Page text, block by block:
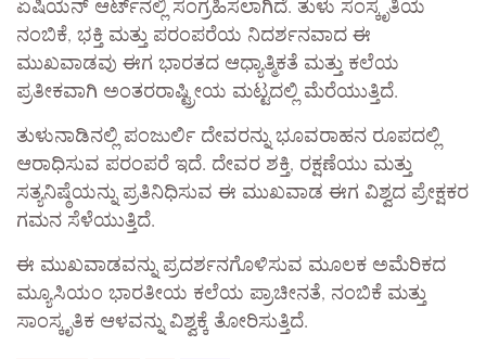
ಏಷಿಯನ್ ಆರ್ಟ್‌ನಲ್ಲಿ ಸಂಗ್ರಹಿಸಲಾಗಿದೆ. ತುಳು ಸಂಸ್ಕೃತಿಯ
ನಂಬಿಕೆ, ಭಕ್ತಿ ಮತ್ತು ಪರಂಪರೆಯ ನಿದರ್ಶನವಾದ ಈ
ಮುಖವಾಡವು ಈಗ ಭಾರತದ ಆಧ್ಯಾತ್ಮಿಕತೆ ಮತ್ತು ಕಲೆಯ
ಪ್ರತೀಕವಾಗಿ ಅಂತರರಾಷ್ಟ್ರೀಯ ಮಟ್ಟದಲ್ಲಿ ಮೆರೆಯುತ್ತಿದೆ.
ತುಳುನಾಡಿನಲ್ಲಿ ಪಂಜುರ್ಲಿ ದೇವರನ್ನು ಭೂವರಾಹನ ರೂಪದಲ್ಲಿ
ಆರಾಧಿಸುವ ಪರಂಪರೆ ಇದೆ. ದೇವರ ಶಕ್ತಿ, ರಕ್ಷಣೆಯು ಮತ್ತು
ಸತ್ಯನಿಷ್ಠೆಯನ್ನು ಪ್ರತಿನಿಧಿಸುವ ಈ ಮುಖವಾಡ ಈಗ ವಿಶ್ವದ ಪ್ರೇಕ್ಷಕರ
ಗಮನ ಸೆಳೆಯುತ್ತಿದೆ.
ಈ ಮುಖವಾಡವನ್ನು ಪ್ರದರ್ಶನಗೊಳಿಸುವ ಮೂಲಕ ಅಮೆರಿಕದ
ಮ್ಯೂಸಿಯಂ ಭಾರತೀಯ ಕಲೆಯ ಪ್ರಾಚೀನತೆ, ನಂಬಿಕೆ ಮತ್ತು
ಸಾಂಸ್ಕೃತಿಕ ಆಳವನ್ನು ವಿಶ್ವಕ್ಕೆ ತೋರಿಸುತ್ತಿದೆ.